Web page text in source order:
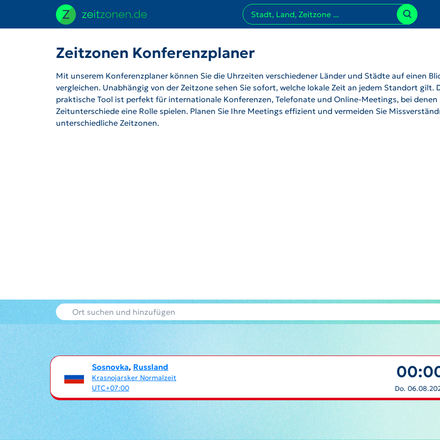
Zeitzonen Konferenzplaner
Mit unserem Konferenzplaner können Sie die Uhrzeiten verschiedener Länder und Städte auf einen
vergleichen. Unabhängig von der Zeitzone sehen Sie sofort, welche lokale Zeit an jedem Standort gilt.
praktische Tool ist perfekt für internationale Konferenzen, Telefonate und Online-Meetings, bei denen
Zeitunterschiede eine Rolle spielen. Planen Sie Ihre Meetings effizient und vermeiden Sie
unterschiedliche Zeitzonen.
Sosnovka, Russland
Krasnojarsker Normalzeit
UTC+07:00
Do.